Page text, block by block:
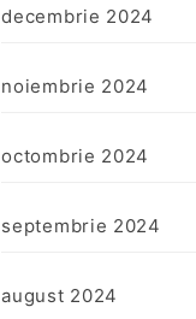
decembrie 2024
noiembrie 2024
octombrie 2024
septembrie 2024
august 2024